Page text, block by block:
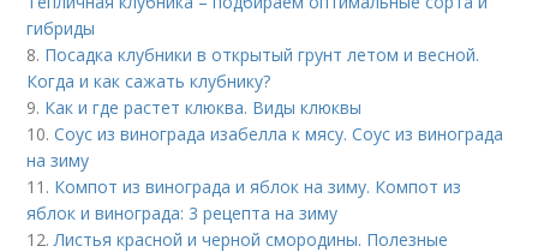
гибриды
8. Посадка клубники в открытый грунт летом и весной.
Когда и как сажать клубнику?
9. Как и где растет клюква. Виды клюквы
10.Соус из винограда изабелла к мясу. Соус из винограда
на зиму
11. Компот из винограда и яблок на зиму. Компот из
яблок и винограда: 3 рецепта на зиму
12. Листья красной и черной смородины. Полезные